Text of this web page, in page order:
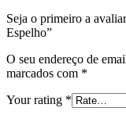
Seja o primeiro a
Espelho”
O seu endereço de
marcados com *
Your rating *